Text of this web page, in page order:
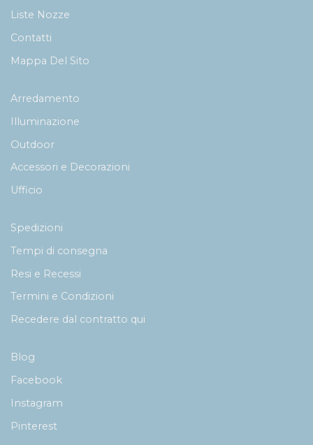
Liste Nozze
Contatti
Mappa Del Sito
Arredamento
Illuminazione
Outdoor
Accessori e Decorazioni
Ufficio
Spedizioni
Tempi di consegna
Resi e Recessi
Termini e Condizioni
Recedere dal contratto qui
Blog
Facebook
Instagram
Pinterest